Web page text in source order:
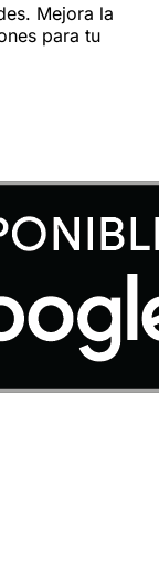
Mejora la
para tu